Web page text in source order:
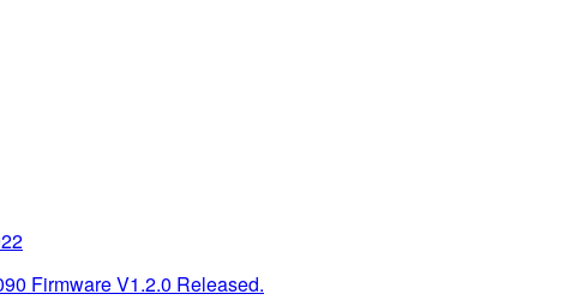
Firmware V1.2.0 Released.